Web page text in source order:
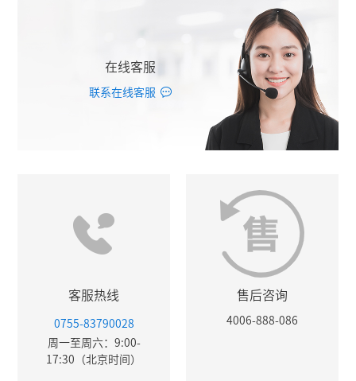
在线客服
联系在线客服
客服热线
0755-83790028
周一至周六：9:00-
17:30（北京时间）
售后咨询
4006-888-086